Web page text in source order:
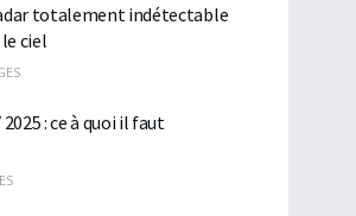
totalement indétectable
ciel
: ce à quoi il faut